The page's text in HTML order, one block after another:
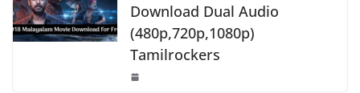
Download Dual Audio
(480p,720p,1080p)
Tamilrockers